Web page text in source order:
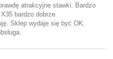
atrakcyjne stawki. Bardzo
bardzo dobrze
Sklep wydaje się być OK.